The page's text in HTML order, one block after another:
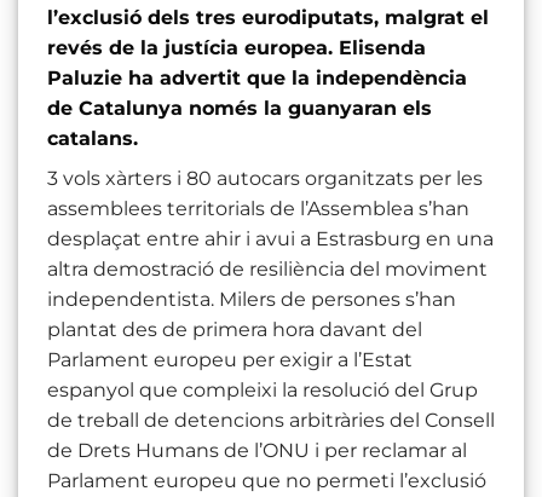
l’exclusió dels tres eurodiputats, malgrat el
revés de la justícia europea. Elisenda
Paluzie ha advertit que la independència
de Catalunya només la guanyaran els
catalans.
3 vols xàrters i 80 autocars organitzats per les
assemblees territorials de l’Assemblea s’han
desplaçat entre ahir i avui a Estrasburg en una
altra demostració de resiliència del moviment
independentista. Milers de persones s’han
plantat des de primera hora davant del
Parlament europeu per exigir a l’Estat
espanyol que compleixi la resolució del Grup
de treball de detencions arbitràries del Consell
de Drets Humans de l’ONU i per reclamar al
Parlament europeu que no permeti l’exclusió